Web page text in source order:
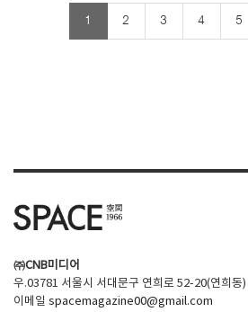
1 2 3 4 5
㈜CNB미디어
우.03781 서울시 서대문구 연희로 52-20(연희동)
이메일 spacemagazine00@gmail.com